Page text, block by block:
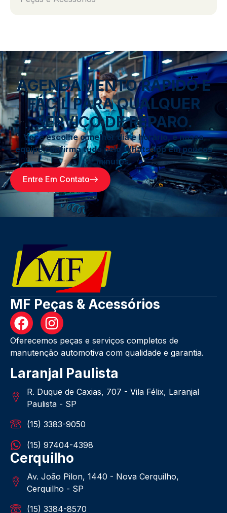
AGENDAMENTO RÁPIDO E
FÁCIL PARA QUALQUER
SERVIÇO DE REPARO.
Você escolhe o melhor dia e horário, e nossa
equipe confirma tudo pelo WhatsApp em poucos
minutos.
Entre Em Contato
MF Peças & Acessórios
Oferecemos peças e serviços completos de
manutenção automotiva com qualidade e garantia.
Laranjal Paulista
R. Duque de Caxias, 707 - Vila Félix, Laranjal
Paulista - SP
(15) 3383-9050
(15) 97404-4398
Cerquilho
Av. João Pilon, 1440 - Nova Cerquilho,
Cerquilho - SP
(15) 3384-8570